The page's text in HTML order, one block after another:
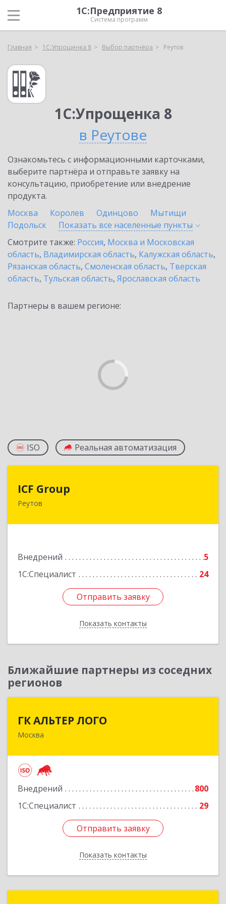
1С:Предприятие 8
Система программ
Главная 1С:Упрощенка 8 Выбор партнёра Реутов
1С:Упрощенка 8
в Реутове
Ознакомьтесь с информационными карточками,
выберите партнёра и отправьте заявку на
консультацию, приобретение или внедрение
продукта.
Москва
Королев Одинцово
Мытищи
Подольск
Показать все населенные пункты
Смотрите также: Россия, Москва и Московская
область, Владимирская область, Калужская область,
Рязанская область, Смоленская область, Тверская
область, Тульская область, Ярославская область
Партнеры в вашем регионе:
ISO Реальная автоматизация
ICF Group
Реутов
Внедрений
5
1С:Специалист
24
Отправить заявку
Показать контакты
143965, Московская обл, г.о. Реутов, Реутов г,
Отправить заявку
Назад
Ближайшие партнеры из соседних
регионов
ГК АЛЬТЕР ЛОГО
Москва
Внедрений
800
1С:Специалист
29
Отправить заявку
Показать контакты
111622, Москва г, Большая Косинская ул, дом №
Отправить заявку
Назад